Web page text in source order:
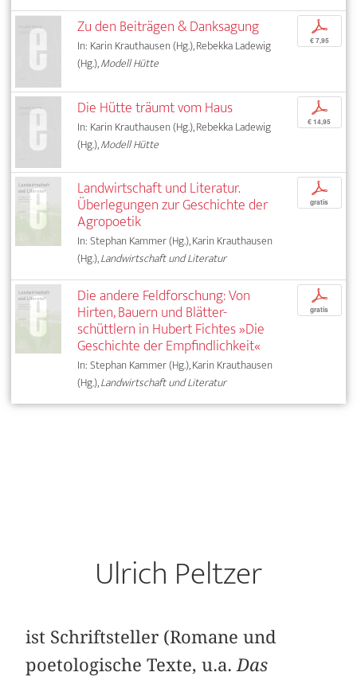
Zu den Beiträgen & Danksagung
In: Karin Krauthausen (Hg.), Rebekka Ladewig
(Hg.),Modell Hütte
p
€ 7,95
Die Hütte träumt vom Haus
In: Karin Krauthausen (Hg.), Rebekka Ladewig
(Hg.),Modell Hütte
p
€ 14,95
Landwirtschaft und Literatur.
Überlegungen zur Geschichte der
Agropoetik
In: Stephan Kammer (Hg.), Karin Krauthausen
(Hg.),Landwirtschaft und Literatur
p
gratis
Die andere Feldforschung: Von
Hirten, Bauern und Blätter­-
schüttlern in Hubert Fichtes »Die
Geschichte der Empfindlichkeit«
In: Stephan Kammer (Hg.), Karin Krauthausen
(Hg.),Landwirtschaft und Literatur
p
gratis
Ulrich Peltzer
ist Schriftsteller (Romane und
poetologische Texte, u.a. Das